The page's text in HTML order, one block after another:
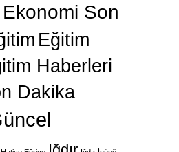
Ekonomi Son
Eğitim
Haberleri
Dakika